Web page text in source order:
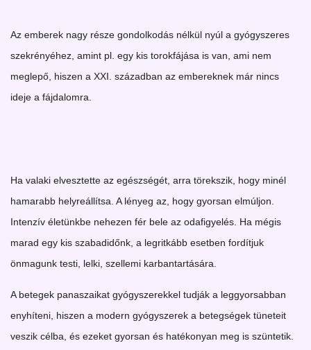
Az emberek nagy része gondolkodás nélkül nyúl a gyógyszeres
szekrényéhez, amint pl. egy kis torokfájása is van, ami nem
meglepő, hiszen a XXI. században az embereknek már nincs
ideje a fájdalomra.
Ha valaki elvesztette az egészségét, arra törekszik, hogy minél
hamarabb helyreállítsa. A lényeg az, hogy gyorsan elmúljon.
Intenzív életünkbe nehezen fér bele az odafigyelés. Ha mégis
marad egy kis szabadidőnk, a legritkább esetben fordítjuk
önmagunk testi, lelki, szellemi karbantartására.
A betegek panaszaikat gyógyszerekkel tudják a leggyorsabban
enyhíteni, hiszen a modern gyógyszerek a betegségek tüneteit
veszik célba, és ezeket gyorsan és hatékonyan meg is szüntetik.